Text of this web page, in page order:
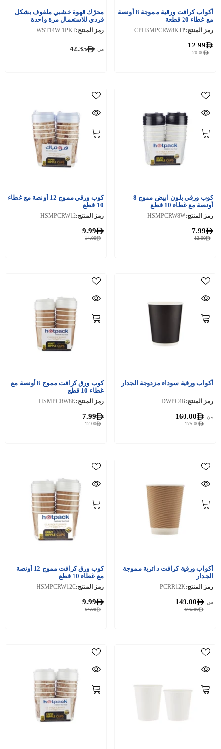
أكواب كرافت ورقية مموجة 8 أونصة
مع غطاء 20 قطعة
رمز المنتج:CPHSMPCRW8KTP
20.00
12.99
محرّك قهوة خشبي ملفوف بشكل
فردي للاستعمال مرة واحدة
رمز المنتج:WST14W-1PKT
من 42.35
كوب ورقي بلون ابيض مموج 8
أونصة مع غطاء 10 قطع
رمز المنتج:HSMPCRW8W
12.00
7.99
كوب ورقي مموج 12 أونصة مع غطاء
10 قطع
رمز المنتج:HSMPCRW12
14.00
9.99
أكواب ورقية سوداء مزدوجة الجدار
رمز المنتج:DWPC4B
175.00
من 160.00
كوب ورق كرافت مموج 8 أونصة مع
غطاء 10 قطع
رمز المنتج:HSMPCRW8K
12.00
7.99
أكواب ورقية كرافت دائرية مموجة
الجدار
رمز المنتج:PCRR12K
175.00
من 149.00
كوب ورق كرافت مموج 12 أونصة
مع غطاء 10 قطع
رمز المنتج:HSMPCRW12C
14.00
9.99